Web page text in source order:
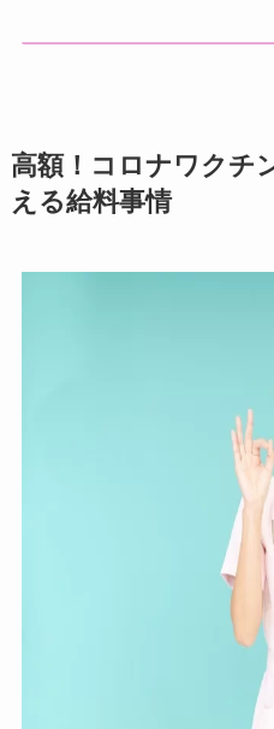
高額！コロナワクチ
える給料事情